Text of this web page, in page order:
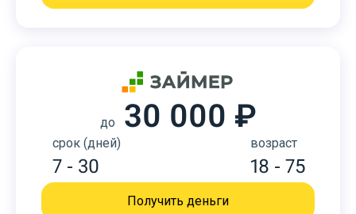
до 30 000 ₽
срок (дней)
7 - 30
возраст
18 - 75
Получить деньги